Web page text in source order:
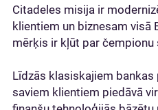
Citadeles misija ir
klientiem un biznesam visā
mērķis ir kļūt par
Līdzās klasiskajiem
saviem klientiem piedāvā